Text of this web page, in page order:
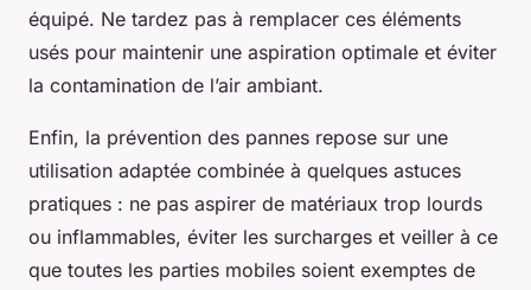
équipé. Ne tardez pas à remplacer ces éléments
usés pour maintenir une aspiration optimale et éviter
la contamination de l’air ambiant.
Enfin, la prévention des pannes repose sur une
utilisation adaptée combinée à quelques astuces
pratiques : ne pas aspirer de matériaux trop lourds
ou inflammables, éviter les surcharges et veiller à ce
que toutes les parties mobiles soient exemptes de